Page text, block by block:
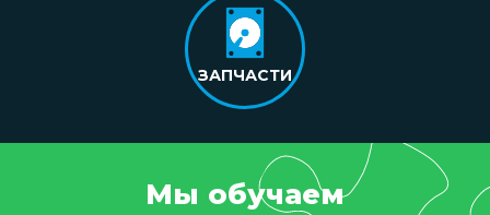
ЗАПЧАСТИ
Мы обучаем